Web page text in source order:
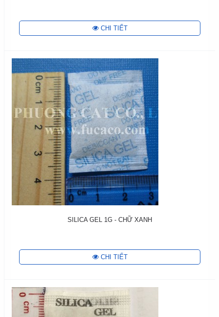
CHI TIẾT
SILICA GEL 1G - CHỮ XANH
CHI TIẾT